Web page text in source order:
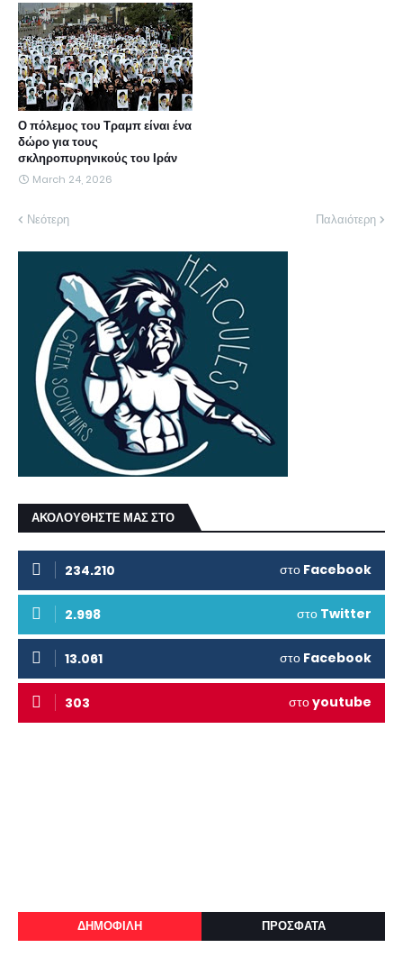
Ο πόλεμος του Τραμπ είναι ένα
δώρο για τους
σκληροπυρηνικούς του Ιράν
March 24, 2026
Νεότερη Παλαιότερη
ΑΚΟΛΟΥΘΗΣΤΕ ΜΑΣ ΣΤΟ
234.210 στο Facebook
2.998 στο Twitter
13.061 στο Facebook
303 στοyoutube
ΔΗΜΟΦΙΛΗ ΠΡΟΣΦΑΤΑ